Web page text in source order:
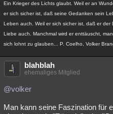
Ein Krieger des Lichts glaubt. Weil er an
er sich sicher ist, daß seine Gedanken sein
Leben auch. Weil er sich sicher ist, daß er
Liebe auch. Manchmal wird er enttäuscht,
sich lohnt zu glauben... P. Coelho, Volker
blahblah
ehemaliges Mitglied
@volker
Man kann seine Faszination für